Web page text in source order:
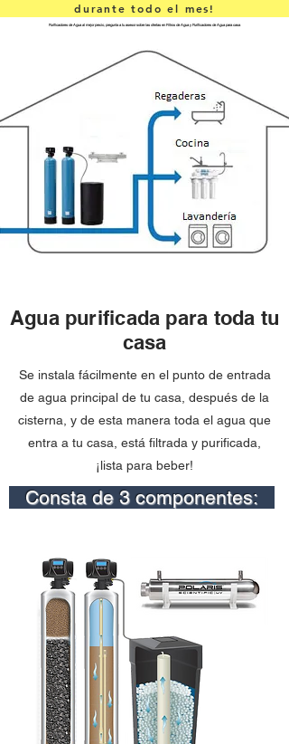
durante todo el mes!
Purificadores de Agua al mejor precio, pregunta a tu asesor sobre las ofertas en Filtros de Agua y Purificadores de Agua para casa
Agua purificada para toda tu
casa
Se instala fácilmente en el punto de entrada
de agua principal de tu casa, después de la
cisterna, y de esta manera toda el agua que
entra a tu casa, está filtrada y purificada,
¡lista para beber!
Consta de 3 componentes: